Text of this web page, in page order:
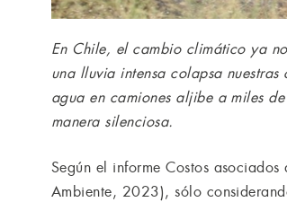
En Chile, el cambio climático ya
una lluvia intensa colapsa
agua en camiones aljibe a miles
manera silenciosa.
Según el informe Costos
Ambiente, 2023), sólo